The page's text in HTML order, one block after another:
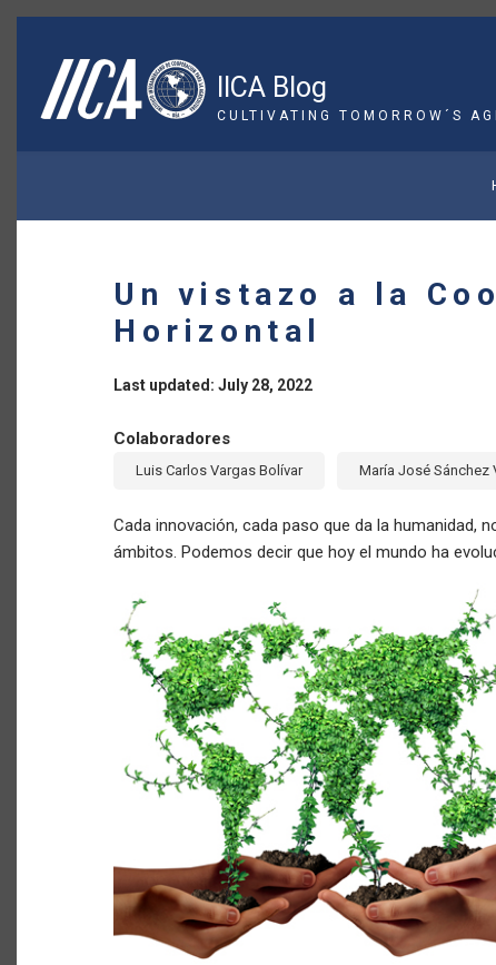
Skip
content
IICA Blog
CULTIVATING TOMORROW´S
Un vistazo a la
Horizontal
Last updated: July 28, 2022
Colaboradores
Luis Carlos Vargas Bolívar María José Sánchez
Cada innovación, cada paso que da la humanidad,
ámbitos. Podemos decir que hoy el mundo ha